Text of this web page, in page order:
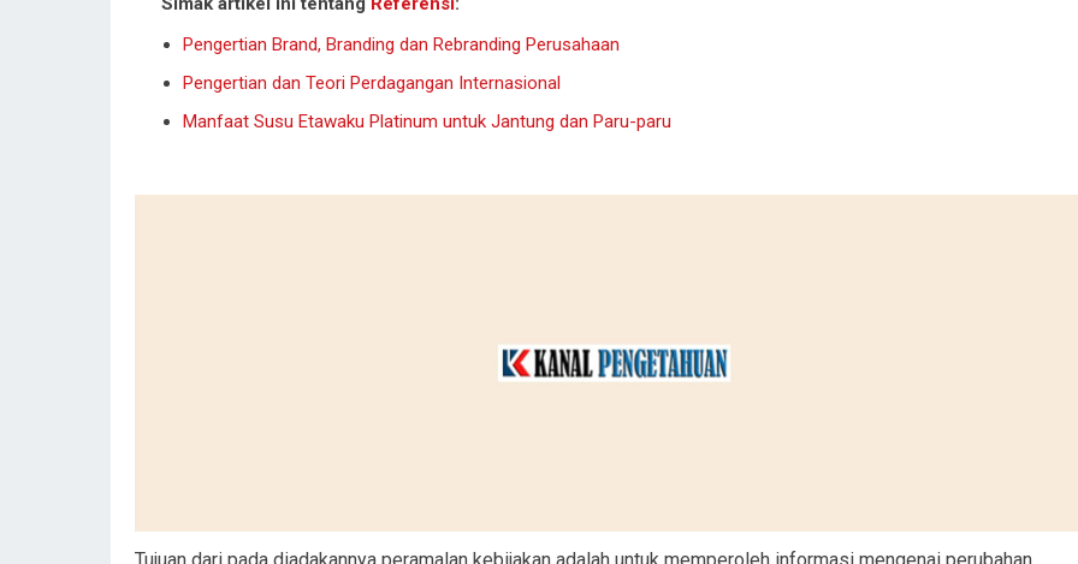
Pengertian Brand, Branding dan Rebranding Perusahaan
Pengertian dan Teori Perdagangan Internasional
Manfaat Susu Etawaku Platinum untuk Jantung dan Paru-paru